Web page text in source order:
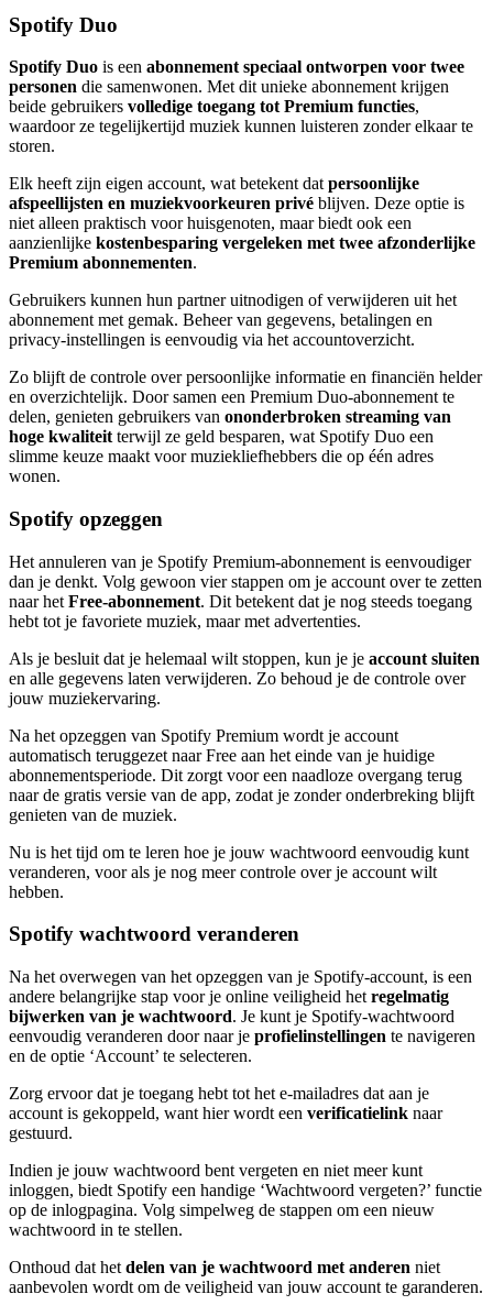
Spotify Duo
Spotify Duo is een abonnement speciaal ontworpen voor twee
personen die samenwonen. Met dit unieke abonnement krijgen
beide gebruikers volledige toegang tot Premium functies,
waardoor ze tegelijkertijd muziek kunnen luisteren zonder elkaar te
storen.
Elk heeft zijn eigen account, wat betekent dat persoonlijke
afspeellijsten en muziekvoorkeuren privé blijven. Deze optie is
niet alleen praktisch voor huisgenoten, maar biedt ook een
aanzienlijke kostenbesparing vergeleken met twee afzonderlijke
Premium abonnementen.
Gebruikers kunnen hun partner uitnodigen of verwijderen uit het
abonnement met gemak. Beheer van gegevens, betalingen en
privacy-instellingen is eenvoudig via het accountoverzicht.
Zo blijft de controle over persoonlijke informatie en financiën helder
en overzichtelijk. Door samen een Premium Duo-abonnement te
delen, genieten gebruikers van ononderbroken streaming van
hoge kwaliteit terwijl ze geld besparen, wat Spotify Duo een
slimme keuze maakt voor muziekliefhebbers die op één adres
wonen.
Spotify opzeggen
Het annuleren van je Spotify Premium-abonnement is eenvoudiger
dan je denkt. Volg gewoon vier stappen om je account over te zetten
naar het Free-abonnement. Dit betekent dat je nog steeds toegang
hebt tot je favoriete muziek, maar met advertenties.
Als je besluit dat je helemaal wilt stoppen, kun je je account sluiten
en alle gegevens laten verwijderen. Zo behoud je de controle over
jouw muziekervaring.
Na het opzeggen van Spotify Premium wordt je account
automatisch teruggezet naar Free aan het einde van je huidige
abonnementsperiode. Dit zorgt voor een naadloze overgang terug
naar de gratis versie van de app, zodat je zonder onderbreking blijft
genieten van de muziek.
Nu is het tijd om te leren hoe je jouw wachtwoord eenvoudig kunt
veranderen, voor als je nog meer controle over je account wilt
hebben.
Spotify wachtwoord veranderen
Na het overwegen van het opzeggen van je Spotify-account, is een
andere belangrijke stap voor je online veiligheid het regelmatig
bijwerken van je wachtwoord. Je kunt je Spotify-wachtwoord
eenvoudig veranderen door naar je profielinstellingen te navigeren
en de optie ‘Account’ te selecteren.
Zorg ervoor dat je toegang hebt tot het e-mailadres dat aan je
account is gekoppeld, want hier wordt een verificatielink naar
gestuurd.
Indien je jouw wachtwoord bent vergeten en niet meer kunt
inloggen, biedt Spotify een handige ‘Wachtwoord vergeten?’ functie
op de inlogpagina. Volg simpelweg de stappen om een nieuw
wachtwoord in te stellen.
Onthoud dat het delen van je wachtwoord met anderen niet
aanbevolen wordt om de veiligheid van jouw account te garanderen.